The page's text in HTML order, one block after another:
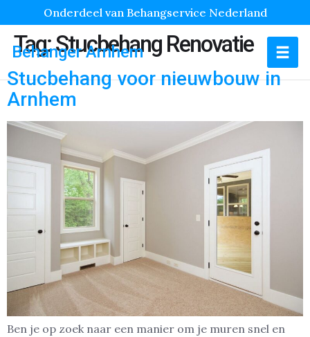
Onderdeel van Behangservice Nederland
Behanger Arnhem
Tag:Stucbehang Renovatie
Stucbehang voor nieuwbouw in
Arnhem
Ben je op zoek naar een manier om je muren snel en